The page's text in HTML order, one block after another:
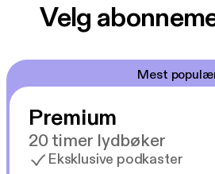
Velg
Mest
Premium
20 timer lydbøker
Eksklusive podkaster